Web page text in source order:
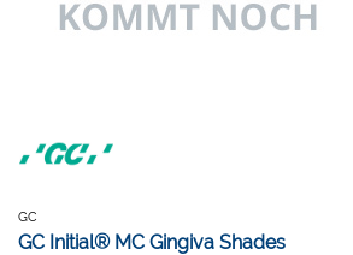
GC
GC Initial® MC Gingiva Shades